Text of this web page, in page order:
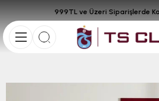
999TL ve Üzeri Siparişlerde